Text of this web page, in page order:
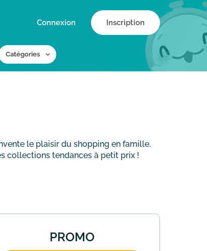
Connexion Inscription
Catégories
le plaisir du shopping en famille.
collections tendances à petit prix !
PROMO